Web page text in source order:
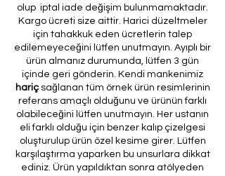
olup iptal iade değişim bulunmamaktadır.
Kargo ücreti size aittir. Harici düzeltmeler
için tahakkuk eden ücretlerin talep
edilemeyeceğini lütfen unutmayın. Ayıplı bir
ürün almanız durumunda, lütfen 3 gün
içinde geri gönderin. Kendi mankenimiz
hariçsağlanan tüm örnek ürün resimlerinin
referans amaçlı olduğunu ve ürünün farklı
olabileceğini lütfen unutmayın. Her ustanın
eli farklı olduğu için benzer kalıp çizelgesi
oluşturulup ürün özel kesime girer. Lütfen
karşılaştırma yaparken bu unsurlara dikkat
ediniz. Ürün yapıldıktan sonra atölyeden